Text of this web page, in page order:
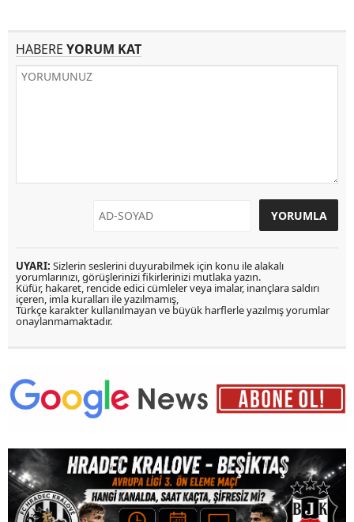
HABERE YORUM KAT
UYARI: Sizlerin seslerini duyurabilmek için konu ile alakalı
yorumlarınızı, görüşlerinizi fikirlerinizi mutlaka yazın.
Küfür, hakaret, rencide edici cümleler veya imalar, inançlara saldırı
içeren, imla kuralları ile yazılmamış,
Türkçe karakter kullanılmayan ve büyük harflerle yazılmış yorumlar
onaylanmamaktadır.